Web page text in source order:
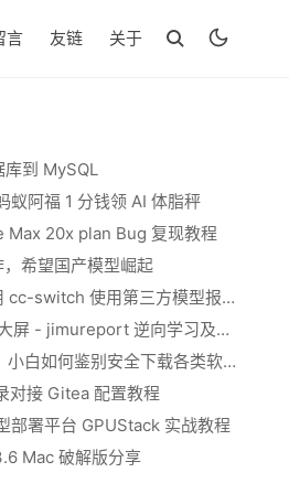
言 友链 关于
到 MySQL
蚁阿福 1 分钱领 AI 体脂秤
Max 20x plan Bug 复现教程
希望国产模型崛起
解决 Codex 使用 cc-switch 使用第三方模型报错 We&#039;re currently experiencing high demand, which may cause temporary errors.
Java侧开源报表大屏 - jimureport 逆向学习及二开思路
“银狐病毒”有感，小白如何鉴别安全下载各类软件
对接 Gitea 配置教程
部署平台 GPUStack 实战教程
Mac 破解版分享